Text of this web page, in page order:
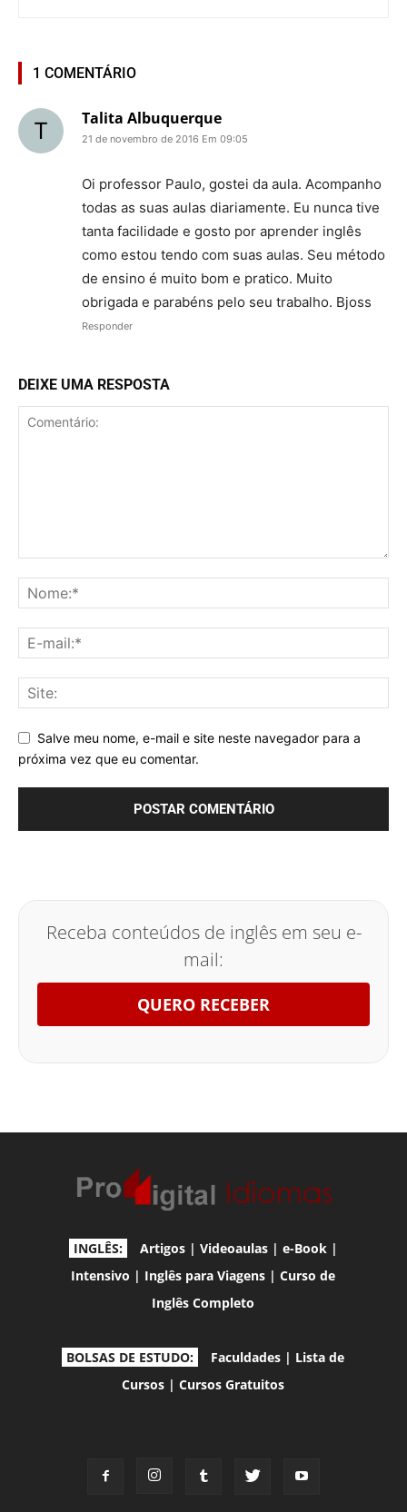
1 COMENTÁRIO
Talita Albuquerque
21 de novembro de 2016 Em 09:05
Oi professor Paulo, gostei da aula. Acompanho
todas as suas aulas diariamente. Eu nunca tive
tanta facilidade e gosto por aprender inglês
como estou tendo com suas aulas. Seu método
de ensino é muito bom e pratico. Muito
obrigada e parabéns pelo seu trabalho. Bjoss
Responder
DEIXE UMA RESPOSTA
Salve meu nome, e-mail e site neste navegador para a
próxima vez que eu comentar.
Receba conteúdos de inglês em seu e-
mail:
QUERO RECEBER
INGLÊS: Artigos| Videoaulas| e-Book|
Intensivo | Inglês para Viagens |Curso de
Inglês Completo
BOLSAS DE ESTUDO: Faculdades | Lista de
Cursos |Cursos Gratuitos